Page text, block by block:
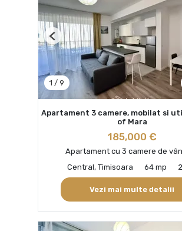
1 / 9
Previous
Apartament 3 camere, mobilat si
of Mara
185,000 €
Apartament cu 3 camere de
Central, Timisoara
64 mp
Vezi mai multe detalii